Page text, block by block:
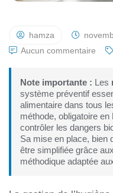
hamza
Aucun commentaire
Note importante : Les
système préventif
alimentaire dans tous
méthode, obligatoire en
contrôler les dangers
Sa mise en place, bien
être simplifiée grâce
méthodique adaptée